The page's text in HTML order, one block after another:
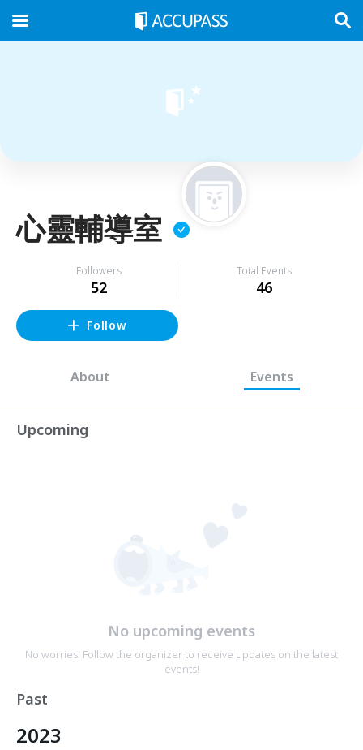
心靈輔導室
Followers
52
Total Events
46
Follow
About Events
Upcoming
No upcoming events
No worries! Follow the organizer to receive updates on the latest
events!
Past
2023